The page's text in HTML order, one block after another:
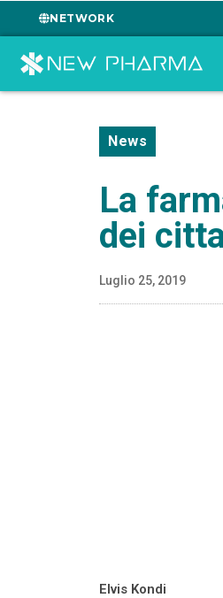
NETWORK
News
La
dei
Luglio 25, 2019
Elvis Kondi